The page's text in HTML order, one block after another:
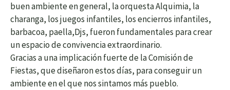
buen ambiente en general, la orquesta Alquimia, la
charanga, los juegos infantiles, los encierros infantiles,
barbacoa, paella,Djs, fueron fundamentales para crear
un espacio de convivencia extraordinario.
Gracias a una implicación fuerte de la Comisión de
Fiestas, que diseñaron estos días, para conseguir un
ambiente en el que nos sintamos más pueblo.